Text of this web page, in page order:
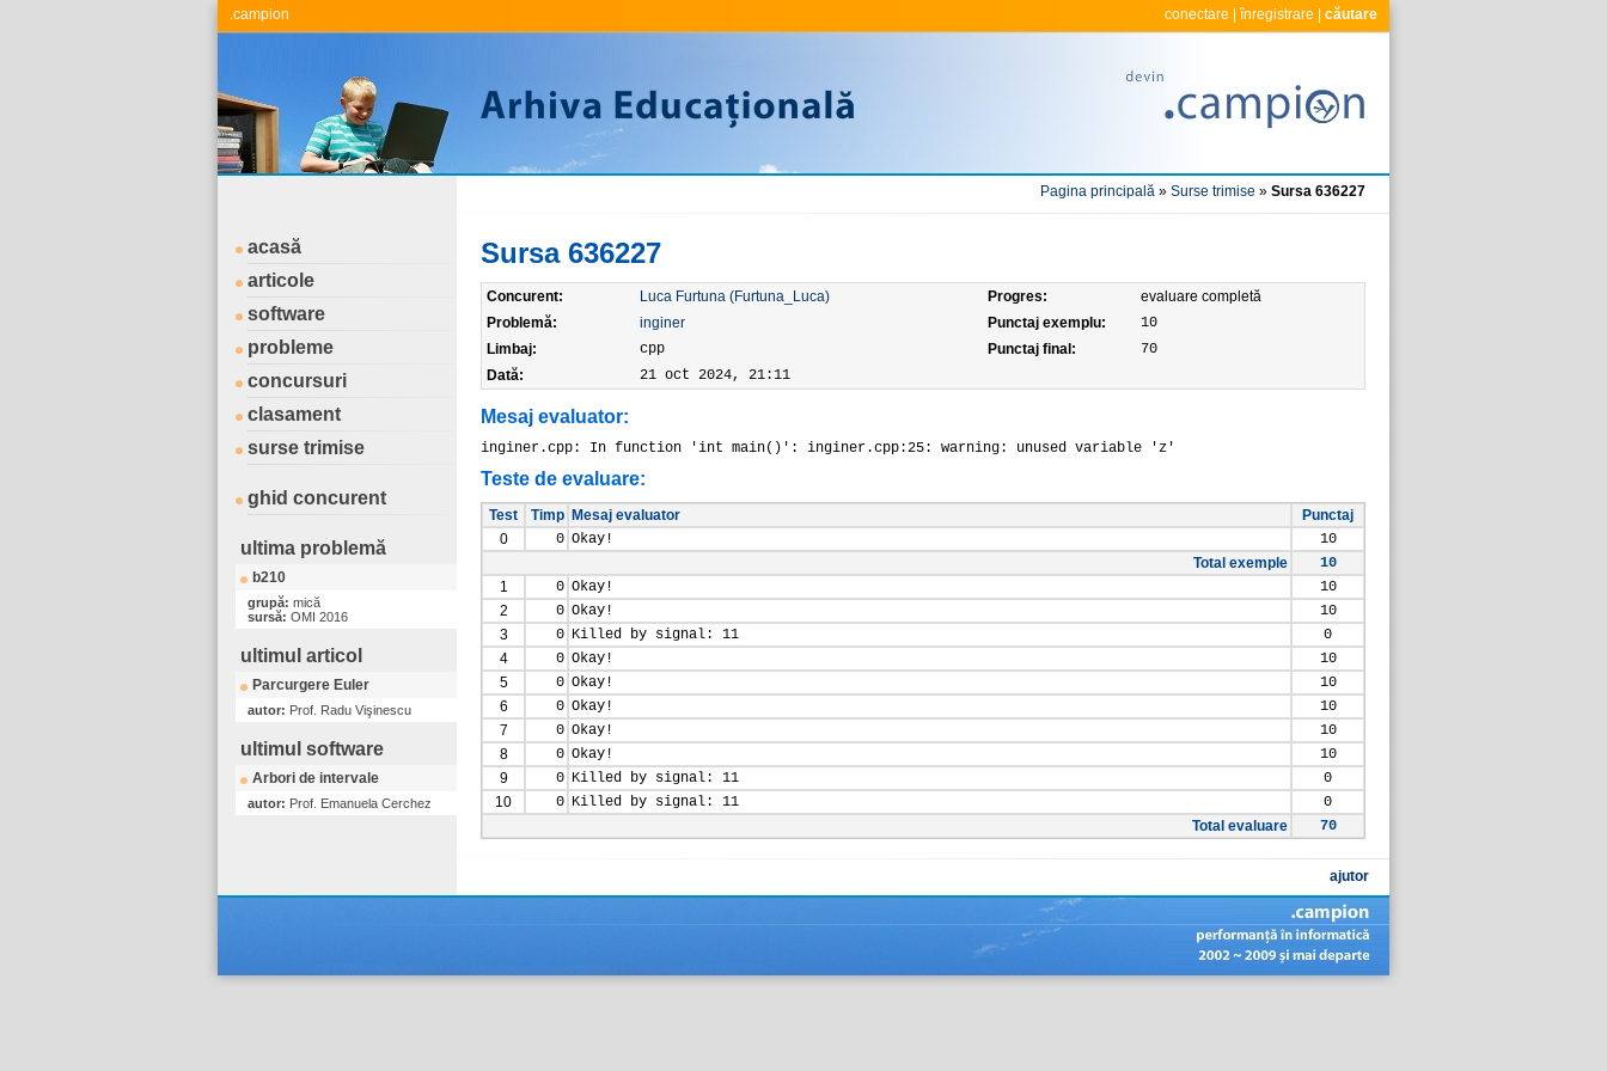
.campion conectare înregistrare căutare
Pagina principală » Surse trimise » Sursa 636227
acasă
articole
software
probleme
concursuri
clasament
surse trimise
ghid concurent
ultima problemă
b210
grupă: mică
sursă: OMI 2016
ultimul articol
Parcurgere Euler
autor: Prof. Radu Vişinescu
ultimul software
Arbori de intervale
autor: Prof. Emanuela Cerchez
Sursa 636227
Concurent: Luca Furtuna (Furtuna_Luca) Progres:
evaluare completă
Problemă:
inginer Punctaj exemplu:
10
Limbaj:
cpp Punctaj final:
70
Dată:
21 oct 2024, 21:11
Mesaj evaluator:
inginer.cpp: In function 'int main()': inginer.cpp:25: warning: unused variable 'z'
Teste de evaluare:
Test Timp Mesaj evaluator
Punctaj
0
0 Okay!
10
Total exemple
10
1
0 Okay!
10
2
0 Okay!
10
3
0 Killed by signal: 11
0
4
0 Okay!
10
5
0 Okay!
10
6
0 Okay!
10
7
0 Okay!
10
8
0 Okay!
10
9
0 Killed by signal: 11
0
10
0 Killed by signal: 11
0
Total evaluare
70
ajutor